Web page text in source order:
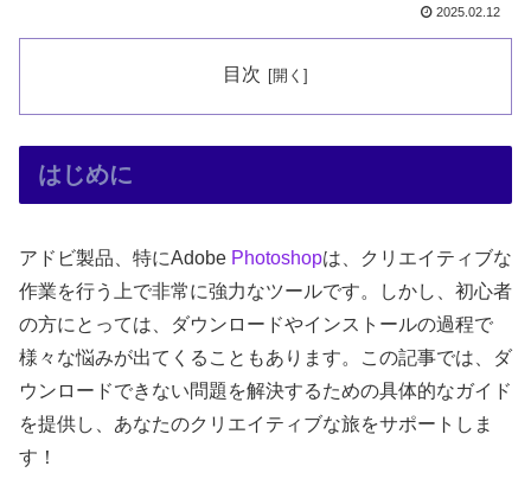
2025.02.12
目次
はじめに
アドビ製品、特にAdobe Photoshopは、クリエイティブな
作業を行う上で非常に強力なツールです。しかし、初心者
の方にとっては、ダウンロードやインストールの過程で
様々な悩みが出てくることもあります。この記事では、ダ
ウンロードできない問題を解決するための具体的なガイド
を提供し、あなたのクリエイティブな旅をサポートしま
す！